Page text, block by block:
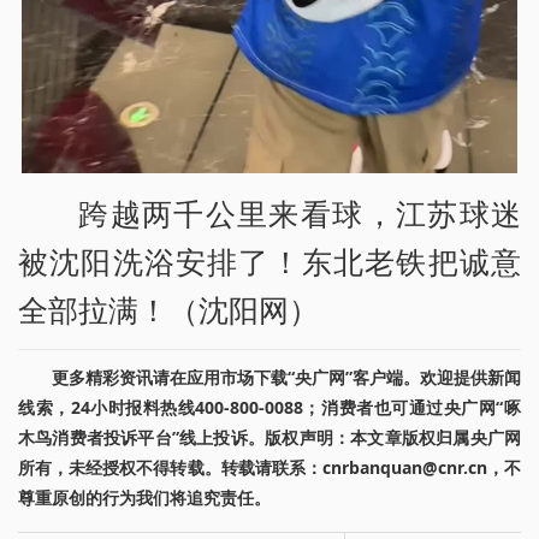
跨越两千公里来看球，江苏球迷
被沈阳洗浴安排了！东北老铁把诚意
全部拉满！（沈阳网）
更多精彩资讯请在应用市场下载“央广网”客户端。欢迎提供新闻
线索，24小时报料热线400-800-0088；消费者也可通过央广网“啄
木鸟消费者投诉平台”线上投诉。版权声明：本文章版权归属央广网
所有，未经授权不得转载。转载请联系：cnrbanquan@cnr.cn，不
尊重原创的行为我们将追究责任。